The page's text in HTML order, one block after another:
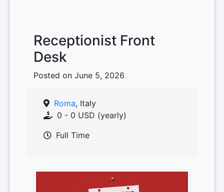
Receptionist Front
Desk
Posted on June 5, 2026
Roma, Italy
0 - 0 USD (yearly)
Full Time